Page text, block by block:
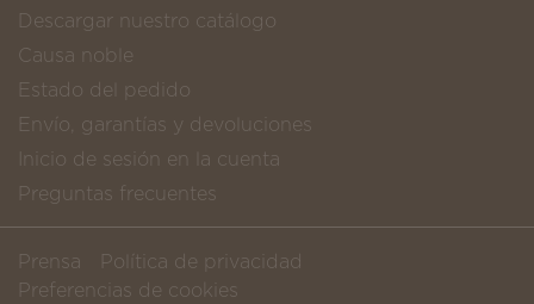
Descargar nuestro catálogo
Causa noble
Estado del pedido
Envío, garantías y devoluciones
Inicio de sesión en la cuenta
Preguntas frecuentes
Prensa
Política de privacidad
Preferencias de cookies